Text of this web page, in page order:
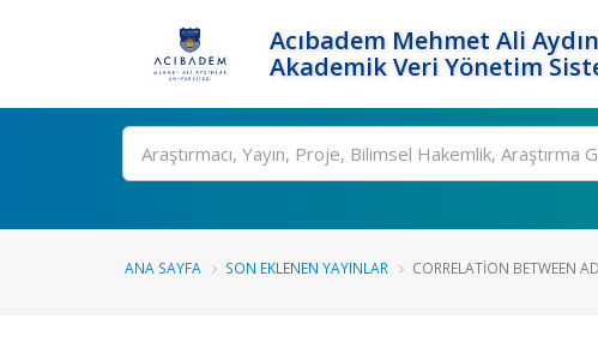
Acıbadem Mehmet Ali
Akademik Veri Yönetim
Ara
ANA SAYFA SON EKLENEN YAYINLAR CORRELATION BETWEEN